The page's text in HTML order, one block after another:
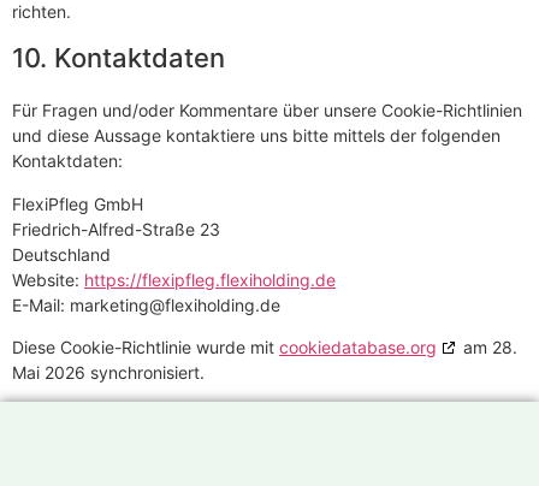
richten.
10. Kontaktdaten
Für Fragen und/oder Kommentare über unsere Cookie-Richtlinien
und diese Aussage kontaktiere uns bitte mittels der folgenden
Kontaktdaten:
FlexiPfleg GmbH
Friedrich-Alfred-Straße 23
Deutschland
Website: https://flexipfleg.flexiholding.de
E-Mail: marketing@flexiholding.de
Diese Cookie-Richtlinie wurde mit cookiedatabase.org
am 28.
Mai 2026 synchronisiert.